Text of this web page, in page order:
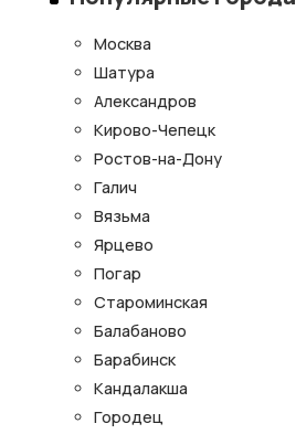
Москва
Шатура
Александров
Кирово-Чепецк
Ростов-на-Дону
Галич
Вязьма
Ярцево
Погар
Староминская
Балабаново
Барабинск
Кандалакша
Городец